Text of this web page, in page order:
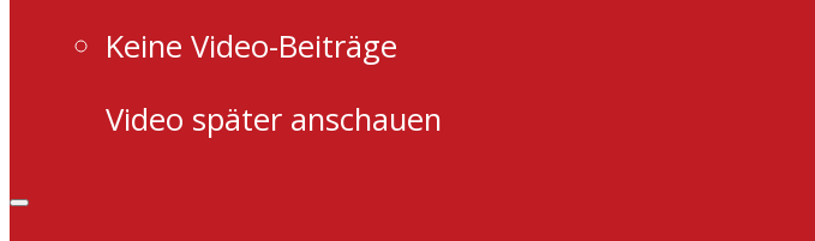
Keine Video-Beiträge
Video später anschauen